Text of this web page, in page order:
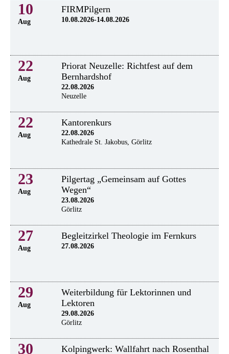
10
Aug
FIRMPilgern
10.08.2026-14.08.2026
22
Aug
Priorat Neuzelle: Richtfest auf dem
Bernhardshof
22.08.2026
Neuzelle
22
Aug
Kantorenkurs
22.08.2026
Kathedrale St. Jakobus, Görlitz
23
Aug
Pilgertag „Gemeinsam auf Gottes
Wegen“
23.08.2026
Görlitz
27
Aug
Begleitzirkel Theologie im Fernkurs
27.08.2026
29
Aug
Weiterbildung für Lektorinnen und
Lektoren
29.08.2026
Görlitz
30 Kolpingwerk: Wallfahrt nach Rosenthal